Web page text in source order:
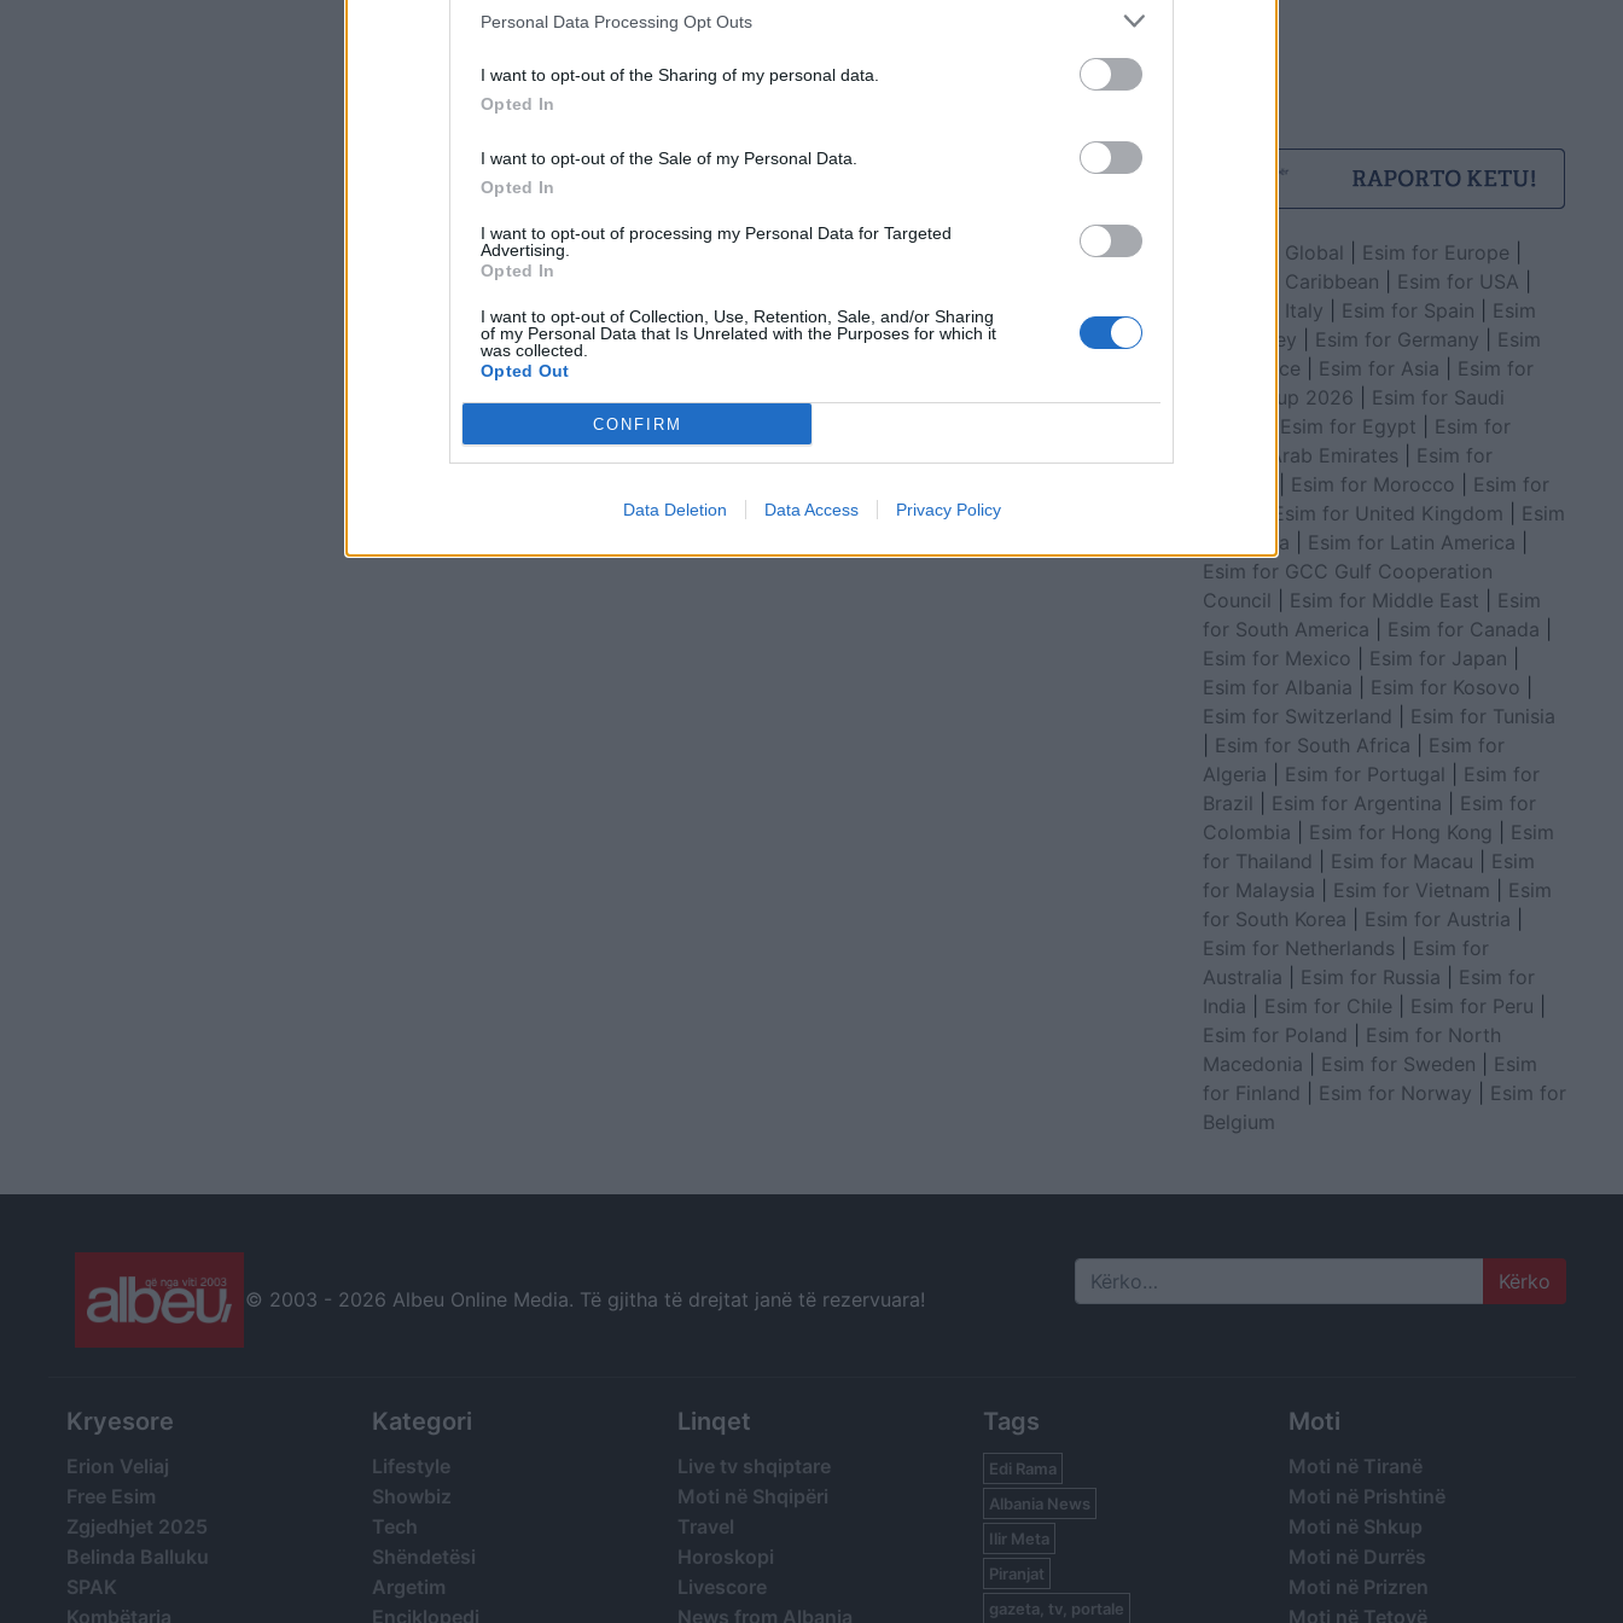
Personal Data Processing Opt Outs
I want to opt-out of the Sharing of my personal data.
Opted In
I want to opt-out of the Sale of my Personal Data.
Opted In
I want to opt-out of processing my Personal Data for Targeted
Advertising.
Opted In
I want to opt-out of Collection, Use, Retention, Sale, and/or Sharing
of my Personal Data that Is Unrelated with the Purposes for which it
was collected.
Opted Out
CONFIRM
Data Deletion Data Access Privacy Policy
Esim for Global Esim for Europe
Esim for Caribbean
Esim for USA
Esim for Italy
Esim for Spain
Esim
for Turkey
Esim for Germany
Esim
for Greece
Esim for Asia
Esim for
World Cup 2026
Esim for Saudi
Esim for Egypt
Esim for
United Arab Emirates
Esim for
Esim for Morocco
Esim for
Esim for United Kingdom
Esim
for Africa
Esim for Latin America
Esim for GCC Gulf Cooperation
Council
Esim for Middle East
Esim
for South America
Esim for Canada
Esim for Mexico
Esim for Japan
Esim for Albania
Esim for Kosovo
Esim for Switzerland
Esim for Tunisia
Esim for South Africa
Esim for
Algeria
Esim for Portugal
Esim for
Brazil
Esim for Argentina
Esim for
Colombia
Esim for Hong Kong
Esim
for Thailand
Esim for Macau
Esim
for Malaysia
Esim for Vietnam
Esim
for South Korea
Esim for Austria
Esim for Netherlands
Esim for
Australia
Esim for Russia
Esim for
India
Esim for Chile Esim for Peru
Esim for Poland
Esim for North
Macedonia
Esim for Sweden
Esim
for Finland
Esim for Norway
Esim for
Belgium
© 2003 - 2026 Albeu Online Media. Të gjitha të drejtat janë të rezervuara! Search
Kryesore
Erion Veliaj
Free Esim
Zgjedhjet 2025
Belinda Balluku
SPAK
Kombëtarja
Kategori
Lifestyle
Showbiz
Tech
Shëndetësi
Argetim
Enciklopedi
Linqet
Live tv shqiptare
Moti në Shqipëri
Travel
Horoskopi
Livescore
News from Albania
Tags
Edi Rama
Albania News
Ilir Meta
Piranjat
gazeta, tv, portale
Moti
Moti në Tiranë
Moti në Prishtinë
Moti në Shkup
Moti në Durrës
Moti në Prizren
Moti në Tetovë